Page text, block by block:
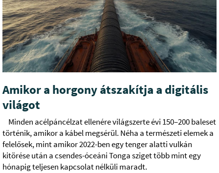
Amikor a horgony átszakítja a digitális
világot
Minden acélpáncélzat ellenére világszerte évi 150–200 baleset
történik, amikor a kábel megsérül. Néha a természeti elemek a
felelősek, mint amikor 2022-ben egy tenger alatti vulkán
kitörése után a csendes-óceáni Tonga sziget több mint egy
hónapig teljesen kapcsolat nélküli maradt.